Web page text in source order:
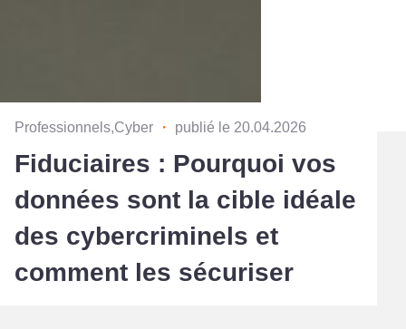
Professionnels,Cyber ・ publié le 20.04.2026
Fiduciaires : Pourquoi vos
données sont la cible idéale
des cybercriminels et
comment les sécuriser